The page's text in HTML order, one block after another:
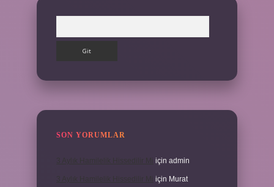
SON YORUMLAR
için admin
için Murat